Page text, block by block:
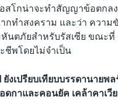
สโกน่าจะทำสัญญาข้อตกล
กทำสงคราม และว่า ความ
หันตภัยสำหรับรัสเซีย ขณะ
พโดยไม่จำเป็น
งเปรียบเทียบบรรดานายพล
ดกาและคอนยัค เคล้าคาเวีย